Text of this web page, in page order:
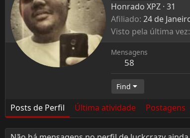
Honrado XPZ · 31
Afiliado 24 de
Visto pela última vez
Mensagens
58
Find
Posts de Perfil Última atividade Postagens